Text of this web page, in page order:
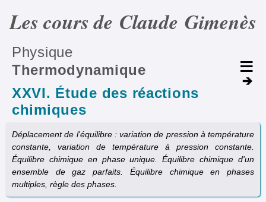
Les cours de Claude Gimenès
Physique
Thermodynamique
XXVI. Étude des réactions
chimiques
Déplacement de l'équilibre : variation de pression à température
constante, variation de température à pression constante.
Équilibre chimique en phase unique. Équilibre chimique d'un
ensemble de gaz parfaits. Équilibre chimique en phases
multiples, règle des phases.